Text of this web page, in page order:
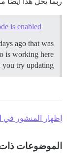
is enabled
ago that was
is working here
try updating?
إظهار المنشور في
الموضوعات